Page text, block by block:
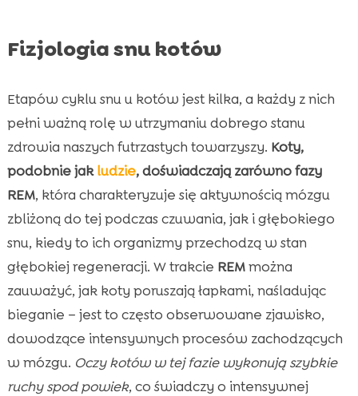
Fizjologia snu kotów
Etapów cyklu snu u kotów jest kilka, a każdy z nich
pełni ważną rolę w utrzymaniu dobrego stanu
zdrowia naszych futrzastych towarzyszy. Koty,
podobnie jakludzie, doświadczają zarówno fazy
REM, która charakteryzuje się aktywnością mózgu
zbliżoną do tej podczas czuwania, jak i głębokiego
snu, kiedy to ich organizmy przechodzą w stan
głębokiej regeneracji. W trakcie REMmożna
zauważyć, jak koty poruszają łapkami, naśladując
bieganie – jest to często obserwowane zjawisko,
dowodzące intensywnych procesów zachodzących
w mózgu. Oczy kotów w tej fazie wykonują szybkie
ruchy spod powiek, co świadczy o intensywnej